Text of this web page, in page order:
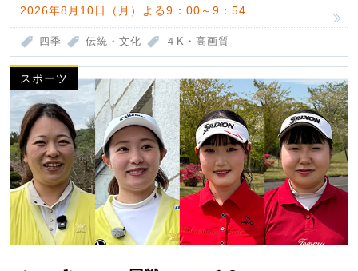
2026年8月10日（月）よる9：00～9：54
四季 伝統・文化 ４K・高画質
スポーツ